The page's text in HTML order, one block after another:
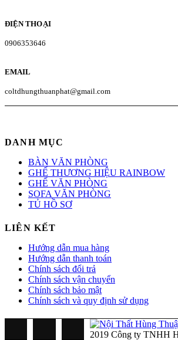
ĐIỆN THOẠI
0906353646
EMAIL
coltdhungthuanphat@gmail.com
DANH MỤC
BÀN VĂN PHÒNG
GHẾ THƯƠNG HIỆU RAINBOW
GHẾ VĂN PHÒNG
SOFA VĂN PHÒNG
TỦ HỒ SƠ
LIÊN KẾT
Hướng dẫn mua hàng
Hướng dẫn thanh toán
Chính sách đổi trả
Chính sách vận chuyển
Chính sách bảo mật
Chính sách và quy định sử dụng
2019 Công ty TNHH